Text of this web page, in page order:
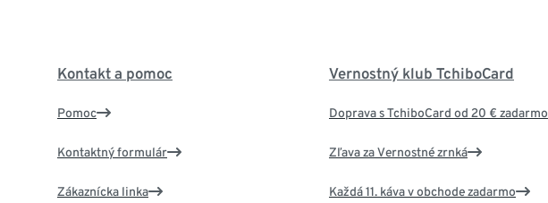
Kontakt a pomoc
Pomoc
Kontaktný formulár
Zákaznícka linka
Vernostný klub TchiboCard
Doprava s TchiboCard od 20 € zadarmo
Zľava za Vernostné zrnká
Každá 11. káva v obchode zadarmo